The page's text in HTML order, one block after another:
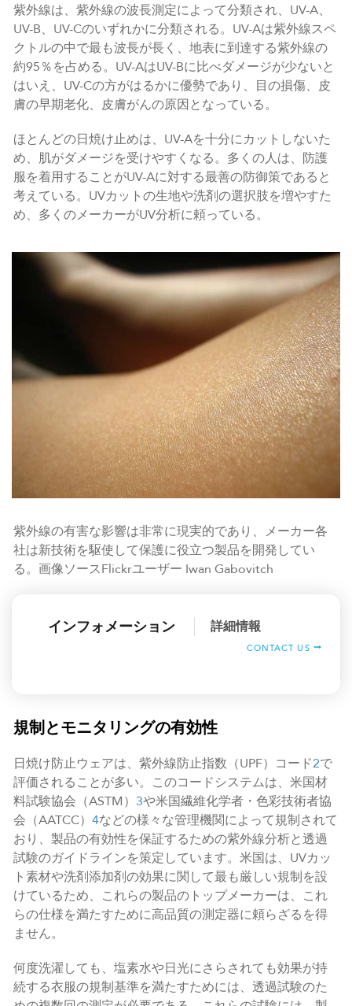
紫外線は、紫外線の波長測定によって分類され、UV-A、
UV-B、UV-Cのいずれかに分類される。UV-Aは紫外線スペ
クトルの中で最も波長が長く、地表に到達する紫外線の
約95％を占める。UV-AはUV-Bに比べダメージが少ないと
はいえ、UV-Cの方がはるかに優勢であり、目の損傷、皮
膚の早期老化、皮膚がんの原因となっている。
ほとんどの日焼け止めは、UV-Aを十分にカットしないた
め、肌がダメージを受けやすくなる。多くの人は、防護
服を着用することがUV-Aに対する最善の防御策であると
考えている。UVカットの生地や洗剤の選択肢を増やすた
め、多くのメーカーがUV分析に頼っている。
紫外線の有害な影響は非常に現実的であり、メーカー各
社は新技術を駆使して保護に役立つ製品を開発してい
る。画像ソースFlickrユーザー Iwan Gabovitch
インフォメーション 詳細情報
CONTACT US
規制とモニタリングの有効性
日焼け防止ウェアは、紫外線防止指数（UPF）コード2で
評価されることが多い。このコードシステムは、米国材
料試験協会（ASTM） 3や米国繊維化学者・色彩技術者協
会（AATCC） 4などの様々な管理機関によって規制されて
おり、製品の有効性を保証するための紫外線分析と透過
試験のガイドラインを策定しています。米国は、UVカッ
ト素材や洗剤添加剤の効果に関して最も厳しい規制を設
けているため、これらの製品のトップメーカーは、これ
らの仕様を満たすために高品質の測定器に頼らざるを得
ません。
何度洗濯しても、塩素水や日光にさらされても効果が持
続する衣服の規制基準を満たすためには、透過試験のた